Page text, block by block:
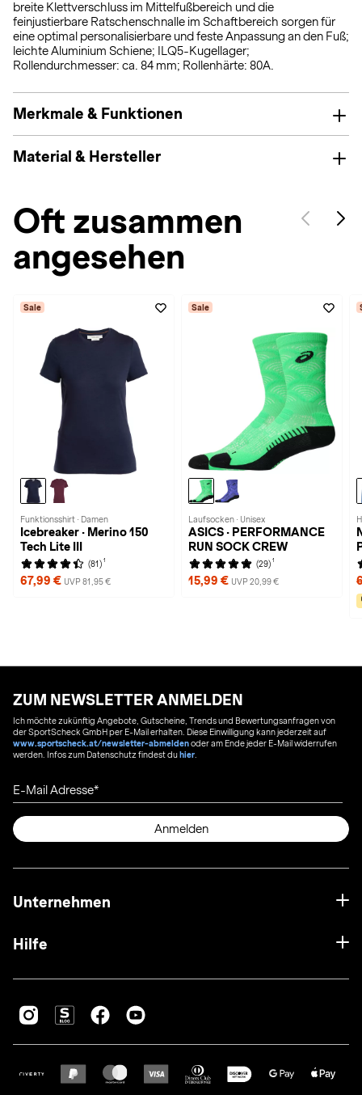
breite Klettverschluss im Mittelfußbereich und die
feinjustierbare Ratschenschnalle im Schaftbereich sorgen für
eine optimal personalisierbare und feste Anpassung an den Fuß;
leichte Aluminium Schiene; ILQ5-Kugellager;
Rollendurchmesser: ca. 84 mm; Rollenhärte: 80A.
Merkmale & Funktionen
Material & Hersteller
Oft zusammen
angesehen
Sale
Funktionsshirt · Damen
Icebreaker · Merino 150
Tech Lite III
(81) 1
67,99 € UVP 81,95 €
Sale
Laufsocken · Unisex
ASICS · PERFORMANCE
RUN SOCK CREW
(29) 1
15,99 € UVP 20,99 €
ZUM NEWSLETTER ANMELDEN
Ich möchte zukünftig Angebote, Gutscheine, Trends und Bewertungsanfragen von
der SportScheck GmbH per E-Mail erhalten. Diese Einwilligung kann jederzeit auf
www.sportscheck.at/newsletter-abmeldenoder am Ende jeder E-Mail widerrufen
werden. Infos zum Datenschutz findest duhier
E-Mail Adresse
Anmelden
Unternehmen
Hilfe